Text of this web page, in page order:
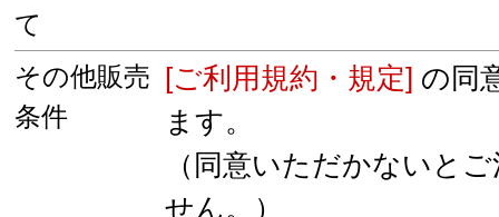
て
その他販売
条件
[ご利用規約・規定] の同
ます。
（同意いただかないと
せん。）